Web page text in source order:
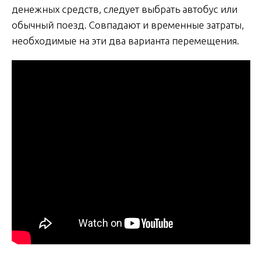
денежных средств, следует выбрать автобус или
обычный поезд. Совпадают и временные затраты,
необходимые на эти два варианта перемещения.